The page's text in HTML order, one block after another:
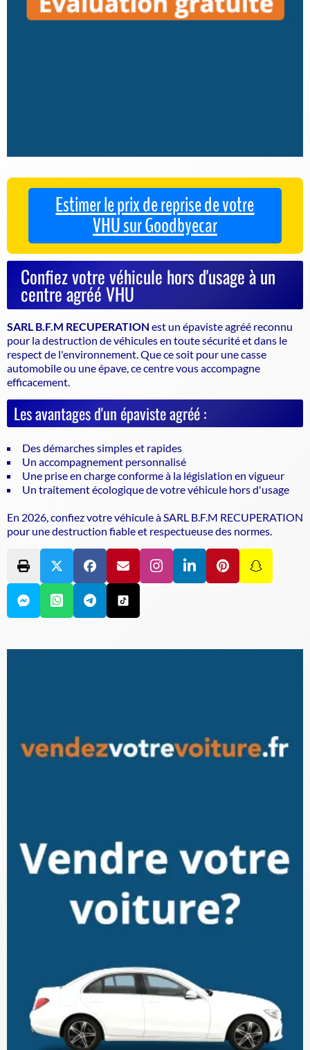
Estimer le prix de reprise de votre
VHU sur Goodbyecar
Confiez votre véhicule hors d'usage à un
centre agréé VHU
SARL B.F.M RECUPERATION est un épaviste agréé reconnu
pour la destruction de véhicules en toute sécurité et dans le
respect de l'environnement. Que ce soit pour une casse
automobile ou une épave, ce centre vous accompagne
efficacement.
Les avantages d'un épaviste agréé :
Des démarches simples et rapides
Un accompagnement personnalisé
Une prise en charge conforme à la législation en vigueur
Un traitement écologique de votre véhicule hors d'usage
En 2026, confiez votre véhicule à SARL B.F.M RECUPERATION
pour une destruction fiable et respectueuse des normes.